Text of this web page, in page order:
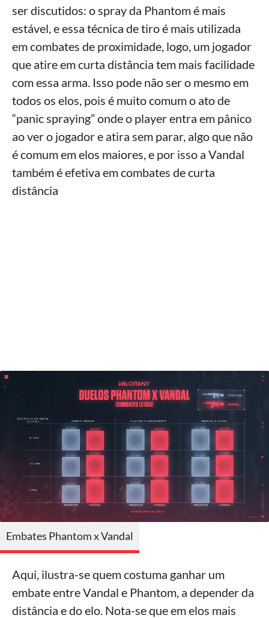
ser discutidos: o spray da Phantom é mais
estável, e essa técnica de tiro é mais utilizada
em combates de proximidade, logo, um jogador
que atire em curta distância tem mais facilidade
com essa arma. Isso pode não ser o mesmo em
todos os elos, pois é muito comum o ato de
“panic spraying” onde o player entra em pânico
ao ver o jogador e atira sem parar, algo que não
é comum em elos maiores, e por isso a Vandal
também é efetiva em combates de curta
distância
Embates Phantom x Vandal
Aqui, ilustra-se quem costuma ganhar um
embate entre Vandal e Phantom, a depender da
distância e do elo. Nota-se que em elos mais